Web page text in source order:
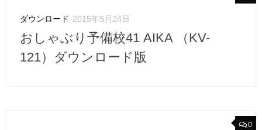
ダウンロード 2015年5月24日
おしゃぶり予備校41 AIKA （KV-
121）ダウンロード版
0